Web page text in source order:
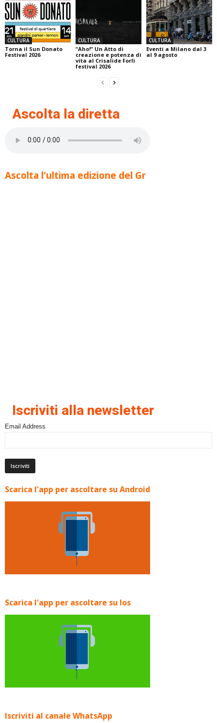
CULTURA
Torna il Sun Donato
Festival 2026
CULTURA
“Aho!” Un Atto di
creazione e potenza di
vita al Crisalide Forlì
festival 2026
CULTURA
Eventi a Milano dal 3
al 9 agosto
Ascolta la diretta
Ascolta l'ultima edizione del Gr
Iscriviti alla newsletter
Email Address
Scarica l'app per ascoltare su Android
Scarica l'app per ascoltare su Ios
Iscriviti al canale WhatsApp